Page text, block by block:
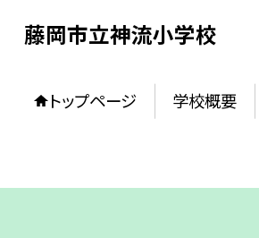
藤岡市立神流小学校
トップページ 学校概要